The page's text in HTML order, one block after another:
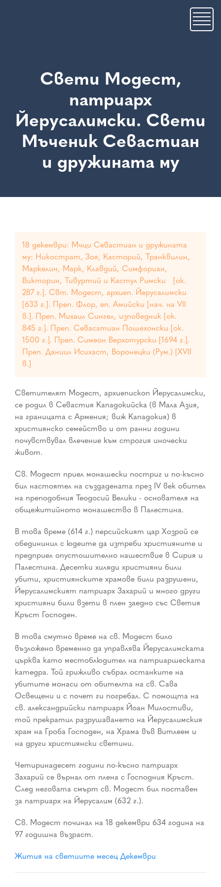
Свети Модест,
патриарх
Йерусалимски. Свети
Мъченик Севастиан
и дружината му
18 декември: Мчци Севастиан и дружината
му: Никострат, Зоя, Касторий, Транквилин,
Маркелин, Марк, Клавдий, Симфориан,
Викторин, Тивуртий и Кастул Римски [ок.
287 г.]. Свт. Модест, архиеп. Йерусалимски
[633 г.]. Преп. Флор, еп. Амийски [нач. на VII
в.]. Преп. Михаил Сингел, изповедник [ок.
845 г.]. Преп. Севасатиан Пошехонски [ок.
1500 г.]. Преп. Симеон Верхотурски [1694 г.].
Преп. Даниил Исихаст, Воронецки (Рум.) [XVII
в.]
Светителят Модест, архиепископ Йерусалимски,
се родил в Севастия Кападокийска (в Мала Азия,
на границата с Армения; виж Кападокия) в
християнско семейство и от ранни години
почувствувал влечение към строгия иночески
живот.
Св. Модест приел монашески постриг и по-късно
бил настоятел на създадената през IV век обител
на преподобния Теодосий Велики - основателя на
общежитийното монашество в Палестина.
В това време (614 г.) персийският цар Хозрой се
обедининил с юдеите да изтреби християните и
предприел опустошително нашествие в Сирия и
Палестина. Десетки хиляди християни били
убити, християнските храмове били разрушени,
Йерусалимският патриарх Захарий и много други
християни били взети в плен заедно със Светия
Кръст Господен.
В това смутно време на св. Модест било
възложено временно да управлява Йерусалимската
църква като местоблюдител на патриаршеската
катедра. Той грижливо събрал останките на
убитите монаси от обителта на св. Сава
Освещени и с почет ги погребал. С помощта на
св. александрийски патриарх Йоан Милостиви,
той прекратил разрушаването на Йерусалимския
храм на Гроба Господен, на Храма във Витлеем и
на други християнски светини.
Четиринадесет години по-късно патриарх
Захарий се върнал от плена с Господния Кръст.
След неговата смърт св. Модест бил поставен
за патриарх на Йерусалим (632 г.).
Св. Модест починал на 18 декември 634 година на
97 годишна възраст.
Жития на светиите месец Декември